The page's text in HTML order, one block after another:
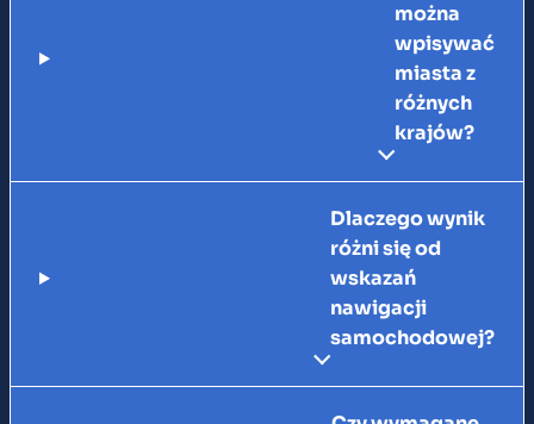
można
wpisywać
miasta z
różnych
krajów?
Dlaczego wynik
różni się od
wskazań
nawigacji
samochodowej?